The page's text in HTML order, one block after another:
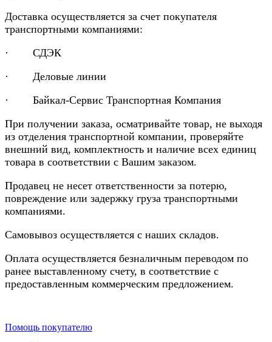
Доставка осуществляется за счет покупателя
транспортными компаниями:
· СДЭК
· Деловые линии
· Байкал-Сервис Транспортная Компания
При получении заказа, осматривайте товар, не выходя
из отделения транспортной компании, проверяйте
внешний вид, комплектность и наличие всех единиц
товара в соответствии с Вашим заказом.
Продавец не несет ответственности за потерю,
повреждение или задержку груза транспортными
компаниями.
Самовывоз осуществляется с наших складов.
Оплата осуществляется безналичным переводом по
ранее выставленному счету, в соответствие с
предоставленным коммерческим предложением.
Помощь покупателю